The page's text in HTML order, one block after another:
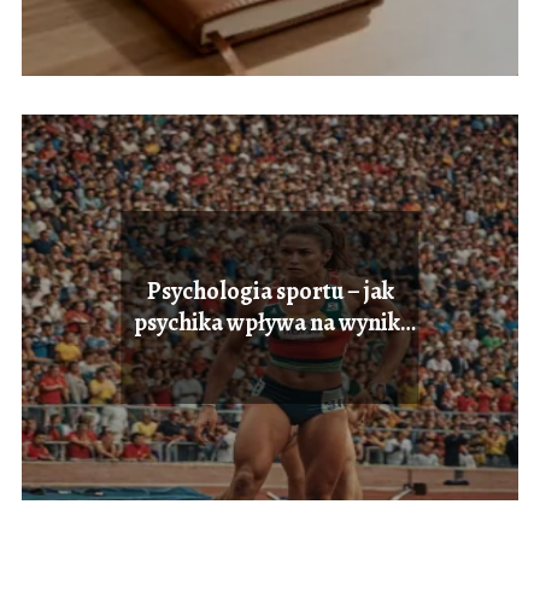
Psychologia sportu – jak
psychika wpływa na wyniki
sportowe